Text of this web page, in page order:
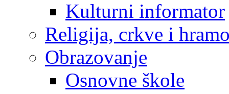
Kulturni informator
Religija, crkve i
Obrazovanje
Osnovne škole